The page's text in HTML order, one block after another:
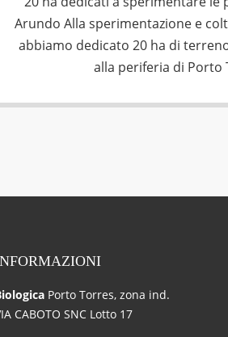
Arundo Alla sperimentazione e
abbiamo dedicato 20 ha di
alla periferia di Porto
Porto Torres, zona ind.
CABOTO SNC Lotto 17